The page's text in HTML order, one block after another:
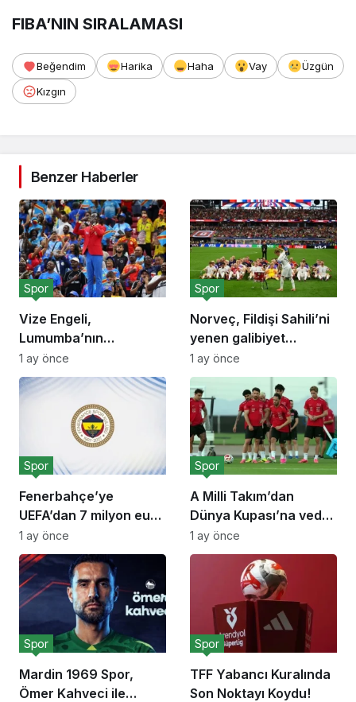
FIBA’NIN SIRALAMASI
Beğendim Harika Haha Vay
Üzgün
Kızgın
Benzer Haberler
Vize Engeli,
Lumumba’nın
Hayranını Kısıtladı!
Spor
1 ay önce
Norveç, Fildişi Sahili’ni
yenen galibiyet
sevinciyle!
Spor
1 ay önce
Fenerbahçe’ye
UEFA’dan 7 milyon euro
ceza!
Spor
1 ay önce
A Milli Takım’dan
Dünya Kupası’na veda
açıklaması
Spor
1 ay önce
Mardin 1969 Spor,
Ömer Kahveci ile
Spor
TFF Yabancı Kuralında
Son Noktayı Koydu!
Spor